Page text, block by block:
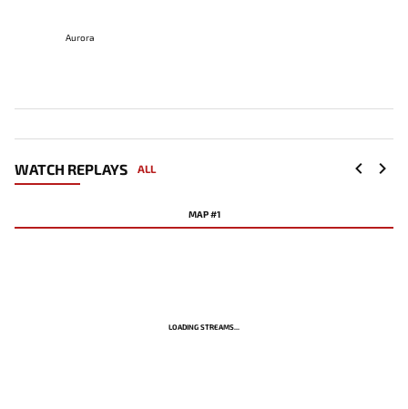
Aurora
WATCH REPLAYS ALL
MAP #1
LOADING STREAMS...